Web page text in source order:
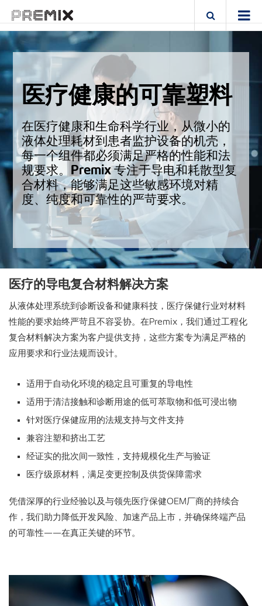
医疗健康的可靠塑料
在医疗健康和生命科学行业，从微小的
液体处理耗材到患者监护设备的机壳，
每一个组件都必须满足严格的性能和法
规要求。Premix 专注于导电和耗散型复
合材料，能够满足这些敏感环境对精
度、纯度和可靠性的严苛要求。
医疗的导电复合材料解决方案
从液体处理系统到诊断设备和健康科技，医疗保健行业对材料
性能的要求始终严苛且不容妥协。在Premix，我们通过工程化
复合材料解决方案为客户提供支持，这些方案专为满足严格的
应用要求和行业法规而设计。
适用于自动化环境的稳定且可重复的导电性
适用于清洁接触和诊断用途的低可萃取物和低可浸出物
针对医疗保健应用的法规支持与文件支持
兼容注塑和挤出工艺
经证实的批次间一致性，支持规模化生产与验证
医疗级原材料，满足变更控制及供货保障需求
凭借深厚的行业经验以及与领先医疗保健OEM厂商的持续合
作，我们助力降低开发风险、加速产品上市，并确保终端产品
的可靠性——在真正关键的环节。